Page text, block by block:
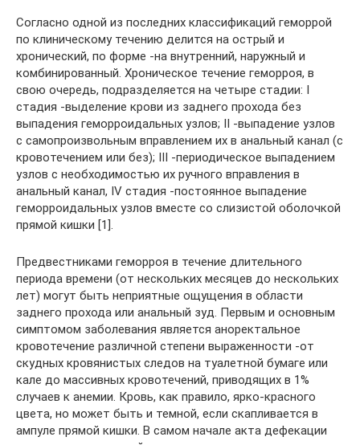
Согласно одной из последних классификаций геморрой
по клиническому течению делится на острый и
хронический, по форме -на внутренний, наружный и
комбинированный. Хроническое течение геморроя, в
свою очередь, подразделяется на четыре стадии: I
стадия -выделение крови из заднего прохода без
выпадения геморроидальных узлов; II -выпадение узлов
с самопроизвольным вправлением их в анальный канал (с
кровотечением или без); III -периодическое выпадением
узлов с необходимостью их ручного вправления в
анальный канал, IV стадия -постоянное выпадение
геморроидальных узлов вместе со слизистой оболочкой
прямой кишки [1].
Предвестниками геморроя в течение длительного
периода времени (от нескольких месяцев до нескольких
лет) могут быть неприятные ощущения в области
заднего прохода или анальный зуд. Первым и основным
симптомом заболевания является аноректальное
кровотечение различной степени выраженности -от
скудных кровянистых следов на туалетной бумаге или
кале до массивных кровотечений, приводящих в 1%
случаев к анемии. Кровь, как правило, ярко-красного
цвета, но может быть и темной, если скапливается в
ампуле прямой кишки. В самом начале акта дефекации